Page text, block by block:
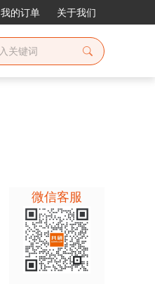
我的订单 关于我们
微信客服